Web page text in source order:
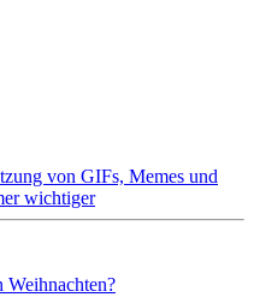
von GIFs, Memes und
wichtiger
Weihnachten?